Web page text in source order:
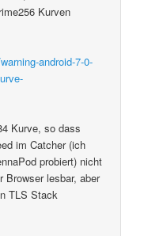
Kurven
android-7-0-
Kurve, so dass
im Catcher (ich
probiert) nicht
Browser lesbar, aber
TLS Stack